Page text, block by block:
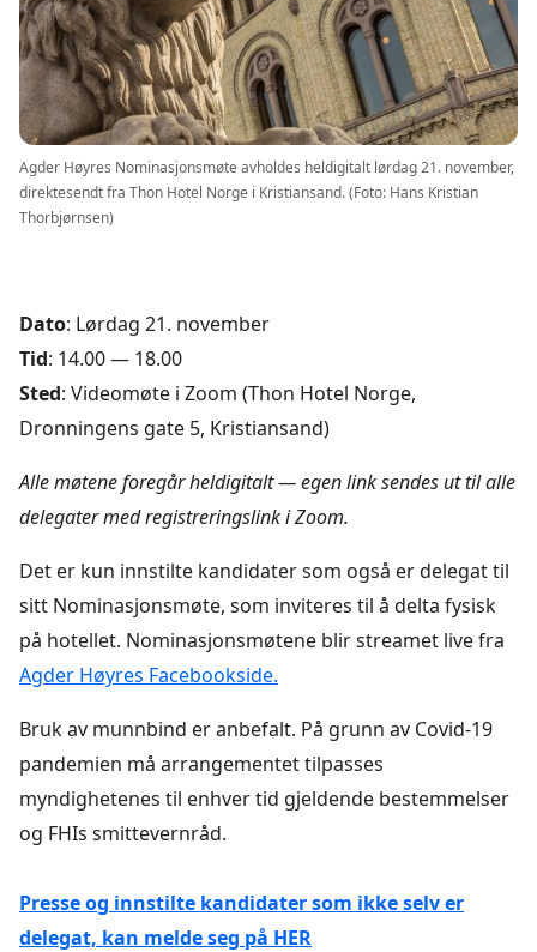
Agder Høyres Nominasjonsmøte avholdes heldigitalt lørdag 21. november,
direktesendt fra Thon Hotel Norge i Kristiansand. (Foto: Hans Kristian
Thorbjørnsen)
Dato: Lørdag 21. november
Tid: 14.00 — 18.00
Sted: Videomøte i Zoom (Thon Hotel Norge,
Dronningens gate 5, Kristiansand)
Alle møtene foregår heldigitalt — egen link sendes ut til alle
delegater med registreringslink i Zoom.
Det er kun innstilte kandidater som også er delegat til
sitt Nominasjonsmøte, som inviteres til å delta fysisk
på hotellet. Nominasjonsmøtene blir streamet live fra
Agder Høyres Facebookside.
Bruk av munnbind er anbefalt. På grunn av Covid-19
pandemien må arrangementet tilpasses
myndighetenes til enhver tid gjeldende bestemmelser
og FHIs smittevernråd.
Presse og innstilte kandidater som ikke selv er
delegat, kan melde seg på HER